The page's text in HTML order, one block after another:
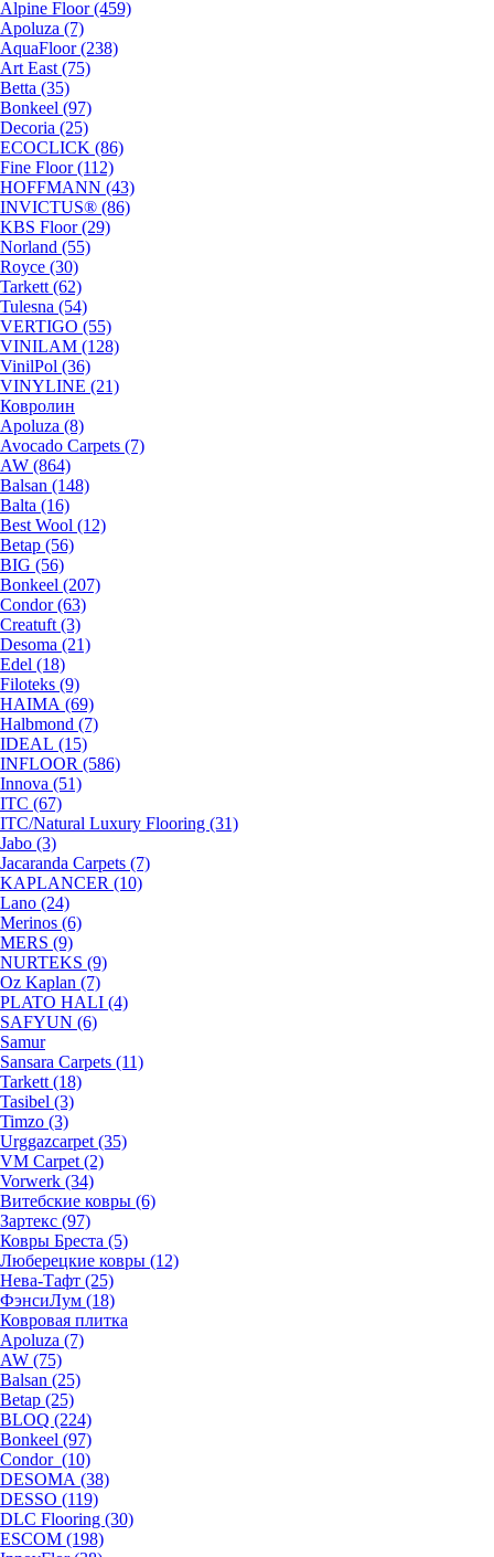
Alpine Floor (459)
Apoluza (7)
AquaFloor (238)
Art East (75)
Betta (35)
Bonkeel (97)
Decoria (25)
ECOCLICK (86)
Fine Floor (112)
HOFFMANN (43)
INVICTUS® (86)
KBS Floor (29)
Norland (55)
Royce (30)
Tarkett (62)
Tulesna (54)
VERTIGO (55)
VINILAM (128)
VinilPol (36)
VINYLINE (21)
Ковролин
Apoluza (8)
Avocado Carpets (7)
AW (864)
Balsan (148)
Balta (16)
Best Wool (12)
Betap (56)
BIG (56)
Bonkeel (207)
Condor (63)
Creatuft (3)
Desoma (21)
Edel (18)
Filoteks (9)
HAIMA (69)
Halbmond (7)
IDEAL (15)
INFLOOR (586)
Innova (51)
ITC (67)
ITC/Natural Luxury Flooring (31)
Jabo (3)
Jacaranda Carpets (7)
KAPLANCER (10)
Lano (24)
Merinos (6)
MERS (9)
NURTEKS (9)
Oz Kaplan (7)
PLATO HALI (4)
SAFYUN (6)
Samur
Sansara Carpets (11)
Tarkett (18)
Tasibel (3)
Timzo (3)
Urggazcarpet (35)
VM Carpet (2)
Vorwerk (34)
Витебские ковры (6)
Зартекс (97)
Ковры Бреста (5)
Люберецкие ковры (12)
Нева-Тафт (25)
ФэнсиЛум (18)
Ковровая плитка
Apoluza (7)
AW (75)
Balsan (25)
Betap (25)
BLOQ (224)
Bonkeel (97)
Condor (10)
DESOMA (38)
DESSO (119)
DLC Flooring (30)
ESCOM (198)